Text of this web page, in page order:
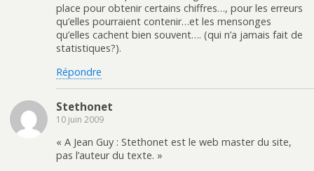
place pour obtenir certains chiffres…, pour les erreurs
qu’elles pourraient contenir…et les mensonges
qu’elles cachent bien souvent…. (qui n’a jamais fait de
statistiques?).
Répondre
Stethonet
10 juin 2009
« A Jean Guy : Stethonet est le web master du site,
pas l’auteur du texte. »